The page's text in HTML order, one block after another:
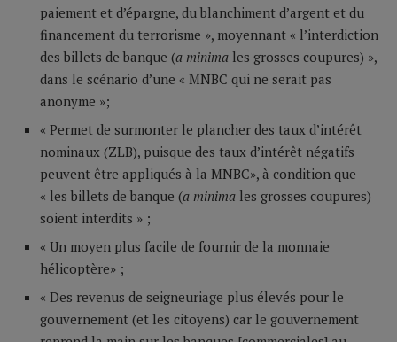
paiement et d’épargne, du blanchiment d’argent et du
financement du terrorisme », moyennant « l’interdiction
des billets de banque (a minima les grosses coupures) »,
dans le scénario d’une « MNBC qui ne serait pas
anonyme »;
« Permet de surmonter le plancher des taux d’intérêt
nominaux (ZLB), puisque des taux d’intérêt négatifs
peuvent être appliqués à la MNBC», à condition que
« les billets de banque (a minima les grosses coupures)
soient interdits » ;
« Un moyen plus facile de fournir de la monnaie
hélicoptère» ;
« Des revenus de seigneuriage plus élevés pour le
gouvernement (et les citoyens) car le gouvernement